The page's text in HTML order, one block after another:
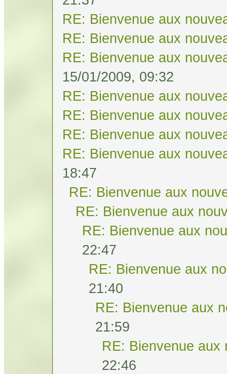
RE: Bienvenue aux
RE: Bienvenue aux
RE: Bienvenue aux
15/01/2009, 09:32
RE: Bienvenue aux
RE: Bienvenue aux
RE: Bienvenue aux
RE: Bienvenue aux
18:47
RE: Bienvenue aux
RE: Bienvenue aux
RE: Bienvenue aux
22:47
RE: Bienvenue aux
21:40
RE: Bienvenue aux
21:59
RE: Bienvenue aux
22:46